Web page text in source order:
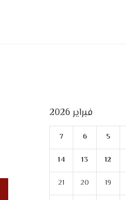
فبراير 2026
5
6
7
12
13
14
19
20
21